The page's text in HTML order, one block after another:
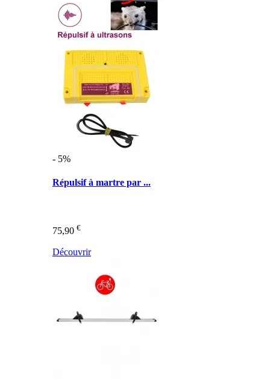
- 5%
Répulsif à martre par ...
75,90 €
Découvrir